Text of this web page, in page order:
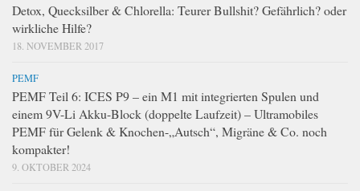
Detox, Quecksilber & Chlorella: Teurer Bullshit? Gefährlich? oder
wirkliche Hilfe?
18. NOVEMBER 2017
PEMF
PEMF Teil 6: ICES P9 – ein M1 mit integrierten Spulen und
einem 9V-Li Akku-Block (doppelte Laufzeit) – Ultramobiles
PEMF für Gelenk & Knochen-„Autsch“, Migräne & Co. noch
kompakter!
9. OKTOBER 2024